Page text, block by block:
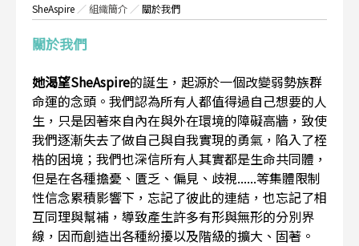
SheAspire ／組織簡介 ／關於我們
關於我們
她渴望SheAspire的誕生，起源於一個改變弱勢族群
命運的念頭。我們認為所有人都值得過自己想要的人
生，只是因著來自內在與外在環境的障礙高牆，致使
我們逐漸失去了做自己與自我實現的勇氣，陷入了桎
梏的困境；我們也深信所有人其實都是生命共同體，
但是在各種擔憂、匱乏、偏見、歧視......等集體限制
性信念累積影響下，忘記了彼此的連結，也忘記了相
互同理與幫補，導致產生許多有形與無形的分別界
線，因而創造出各種紛擾以及階級的擴大、固著。